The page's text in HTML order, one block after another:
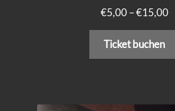
€5,00 –€15,00
Ticket buchen